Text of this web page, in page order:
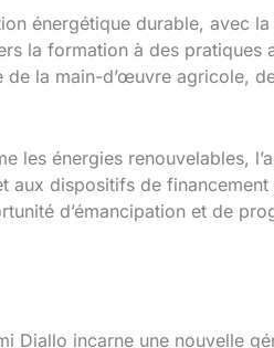
énergétique durable, avec
la formation à des pratiques
la main-d’œuvre agricole,
les énergies renouvelables,
aux dispositifs de financement
d’émancipation et de
Diallo incarne une nouvelle